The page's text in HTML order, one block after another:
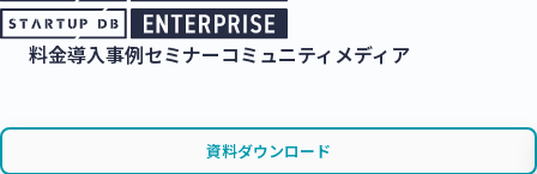
料金導入事例セミナーコミュニティ メディア
資料ダウンロード